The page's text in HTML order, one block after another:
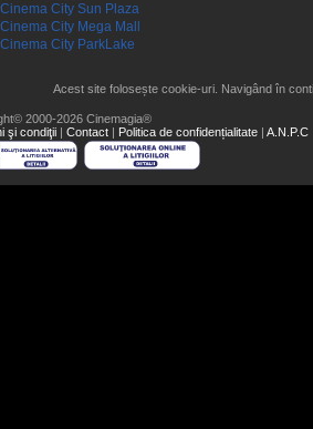
Cinema City Sun Plaza
Cinema City Mega Mall
Cinema City ParkLake
Acest site folosește cookie-uri. Navigând în
2000-2026 Cinemagia®
şi condiţii | Contact | Politica de confidențialitate | A.N.P.C